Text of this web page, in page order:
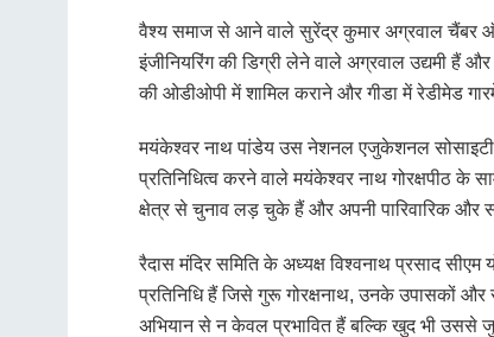
वैश्य समाज से आने वाले सुरेंद्र कुमार अग्रवाल चैंबर
इंजीनियरिंग की डिग्री लेने वाले अग्रवाल उद्यमी
की ओडीओपी में शामिल कराने और गीडा में रेडीमेड
मयंकेश्वर नाथ पांडेय उस नेशनल एजुकेशनल सोसाइटी
प्रतिनिधित्व करने वाले मयंकेश्वर नाथ गोरक्षपीठ के
क्षेत्र से चुनाव लड़ चुके हैं और अपनी पारिवारिक और
रैदास मंदिर समिति के अध्यक्ष विश्वनाथ प्रसाद
प्रतिनिधि हैं जिसे गुरू गोरक्षनाथ, उनके उपासकों
अभियान से न केवल प्रभावित हैं बल्कि खुद भी उससे